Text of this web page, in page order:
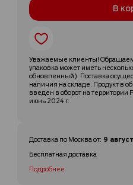
В
Уважаемые клиенты!
упаковка может иметь
обновленный). Поставка
наличия на складе. Продукт в
введен в оборот на территории
июнь 2024 г.
Доставка по Москваот: 9
Бесплатная доставка
Подробнее